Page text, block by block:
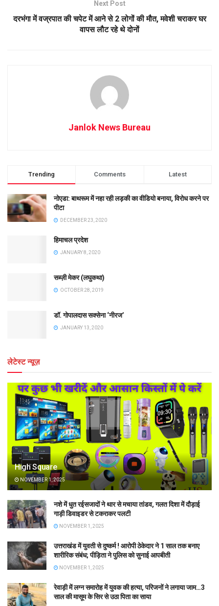
Next Post
दरभंगा में वज्रपात की चपेट में आने से 2 लोगों की मौत, मवेशी चराकर घर
वापस लौट रहे थे दोनों
Janlok News Bureau
Trending Comments Latest
नोएडा: बाथरूम में नहा रही लड़की का वीडियो बनाया, विरोध करने पर
पीटा
DECEMBER 23, 2020
हिमाचल प्रदेश
JANUARY 8, 2020
सब्ज़ी मेकर (लघुकथा)
OCTOBER 28, 2019
डॉ. गोपालदास सक्सेना ‘नीरज’
JANUARY 13, 2020
लेटेस्ट न्यूज़
High Square
NOVEMBER 1, 2025
नशे में धुत रईसजादों ने थार से मचाया तांडव, गलत दिशा में दौड़ाई
गाड़ी डिवाइडर से टकराकर पलटी
NOVEMBER 1, 2025
उत्तराखंड में युवती से दुष्कर्म ! आरोपी ठेकेदार ने 1 साल तक बनाए
शारीरिक संबंध; पीड़िता ने पुलिस को सुनाई आपबीती
NOVEMBER 1, 2025
रेवाड़ी में लग्न समारोह में युवक की हत्या, परिजनों ने लगाया जाम…3
साल की मासूम के सिर से उठा पिता का साया